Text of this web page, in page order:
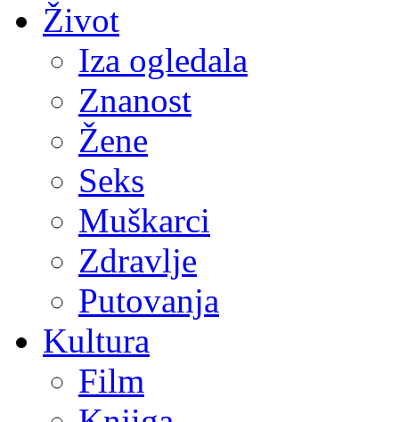
Život
Iza ogledala
Znanost
Žene
Seks
Muškarci
Zdravlje
Putovanja
Kultura
Film